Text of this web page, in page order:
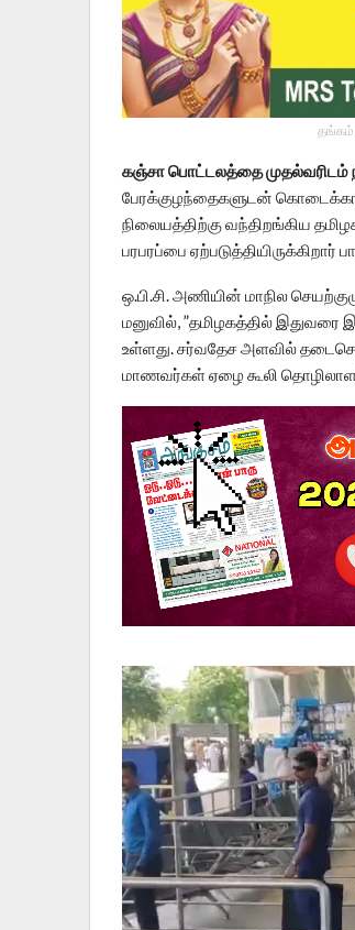
தங்கம்
கஞ்சா பொட்டலத்தை முதல்வரிடம்
பேரக்குழந்தைகளுடன்
நிலையத்திற்கு வந்திறங்கிய
பரபரப்பை ஏற்படுத்தியிருக்கிறார்
ஒ.பி.சி. அணியின் மாநில
மனுவில், ”தமிழகத்தில்
உள்ளது. சர்வதேச அளவில்
மாணவர்கள் ஏழை கூலி